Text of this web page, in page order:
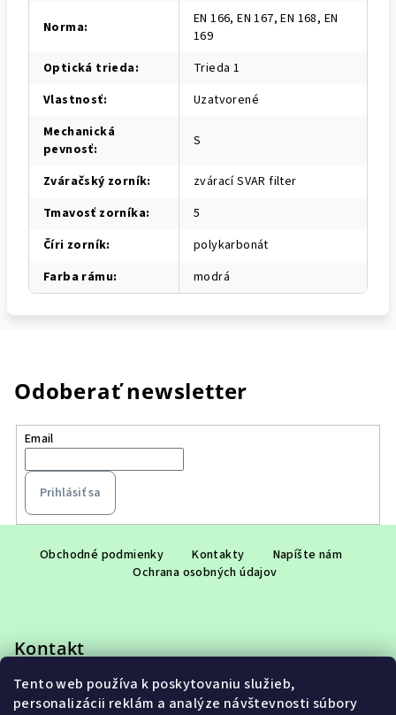
Tento web používa k poskytovaniu služieb,
personalizácii reklám a analýze návštevnosti súbory
Norma:
EN 166, EN 167, EN 168, EN
169
Optická trieda:
Trieda 1
Vlastnosť:
Uzatvorené
Mechanická
pevnosť: S
Zváračský zorník:
zvárací SVAR filter
Tmavosť zorníka:
5
Číri zorník:
polykarbonát
Farba rámu: modrá
Odoberať newsletter
Email
Prihlásiť sa
i
Obchodné podmienky Kontakty
Napíšte nám
Ochrana osobných údajov
Kontakt
eshop@adet.sk
+421 948 953 910